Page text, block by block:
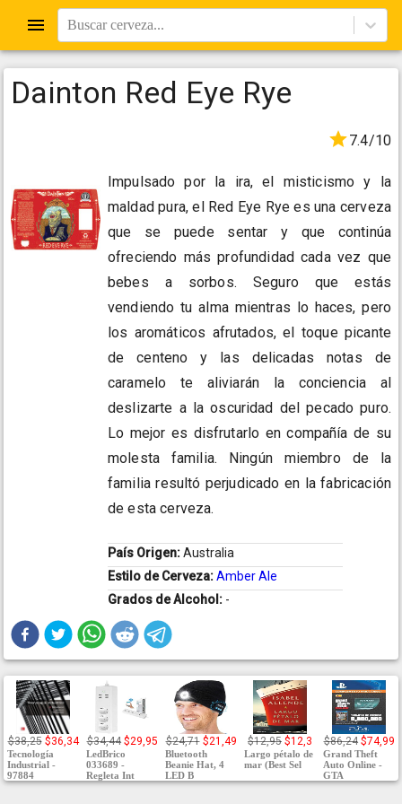
Buscar cerveza...
Dainton Red Eye Rye
7.4/10
Impulsado por la ira, el misticismo y la
maldad pura, el Red Eye Rye es una cerveza
que se puede sentar y que continúa
ofreciendo más profundidad cada vez que
bebes a sorbos. Seguro que estás
vendiendo tu alma mientras lo haces, pero
los aromáticos afrutados, el toque picante
de centeno y las delicadas notas de
caramelo te aliviarán la conciencia al
deslizarte a la oscuridad del pecado puro.
Lo mejor es disfrutarlo en compañía de su
molesta familia. Ningún miembro de la
familia resultó perjudicado en la fabricación
de esta cerveza.
País Origen:Australia
Estilo de Cerveza:Amber Ale
Grados de Alcohol: -
$38,25 $36,34
Tecnología
Industrial -
97884
$34,44 $29,95
LedBrico
033689 -
Regleta Int
$24,71 $21,49
Bluetooth
Beanie Hat, 4
LED B
$12,95 $12,3
Largo pétalo de
mar (Best Sel
$86,24 $74,99
Grand Theft
Auto Online -
GTA